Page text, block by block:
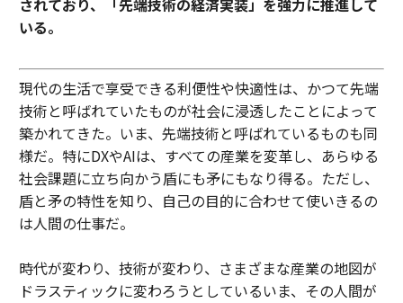
いる。
現代の生活で享受できる利便性や快適性は、かつて先端
技術と呼ばれていたものが社会に浸透したことによって
築かれてきた。いま、先端技術と呼ばれているものも同
様だ。特にDXやAIは、すべての産業を変革し、あらゆる
社会課題に立ち向かう盾にも矛にもなり得る。ただし、
盾と矛の特性を知り、自己の目的に合わせて使いきるの
は人間の仕事だ。
時代が変わり、技術が変わり、さまざまな産業の地図が
ドラスティックに変わろうとしているいま、その人間が